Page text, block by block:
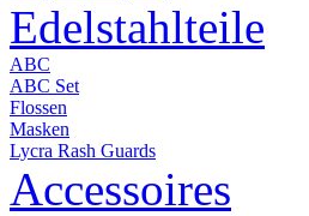
Edelstahlteile
ABC
ABC Set
Flossen
Masken
Lycra Rash Guards
Accessoires